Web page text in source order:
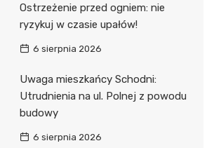
Ostrzeżenie przed ogniem: nie
ryzykuj w czasie upałów!
6 sierpnia 2026
Uwaga mieszkańcy Schodni:
Utrudnienia na ul. Polnej z powodu
budowy
6 sierpnia 2026